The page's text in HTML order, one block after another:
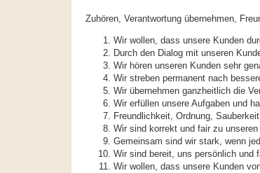
Zuhören, Verantwortung übernehmen,
Wir wollen, dass unsere Kunden
Durch den Dialog mit unseren
Wir hören unseren Kunden sehr
Wir streben permanent nach
Wir übernehmen ganzheitlich die
Wir erfüllen unsere Aufgaben und
Freundlichkeit, Ordnung,
Wir sind korrekt und fair zu
Gemeinsam sind wir stark, wenn
Wir sind bereit, uns persönlich und
Wir wollen, dass unsere Kunden